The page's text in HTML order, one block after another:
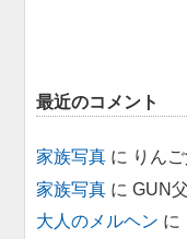
最近のコメント
家族写真 に りん
家族写真 にGUN父
大人のメルヘン に